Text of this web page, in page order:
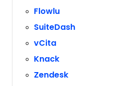
Flowlu
SuiteDash
vCita
Knack
Zendesk